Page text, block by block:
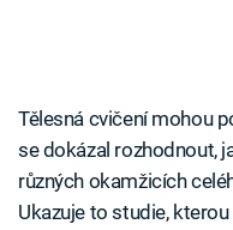
Tělesná cvičení mohou
se dokázal rozhodnout,
různých okamžicích
Ukazuje to studie,